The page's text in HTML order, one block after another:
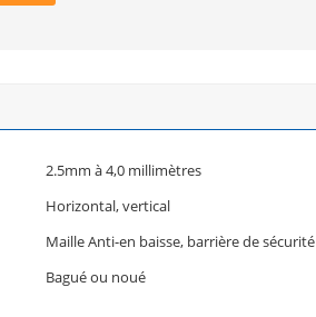
2.5mm à 4,0 millimètres
Horizontal, vertical
Maille Anti-en baisse, barrière de sécurité
Bagué ou noué